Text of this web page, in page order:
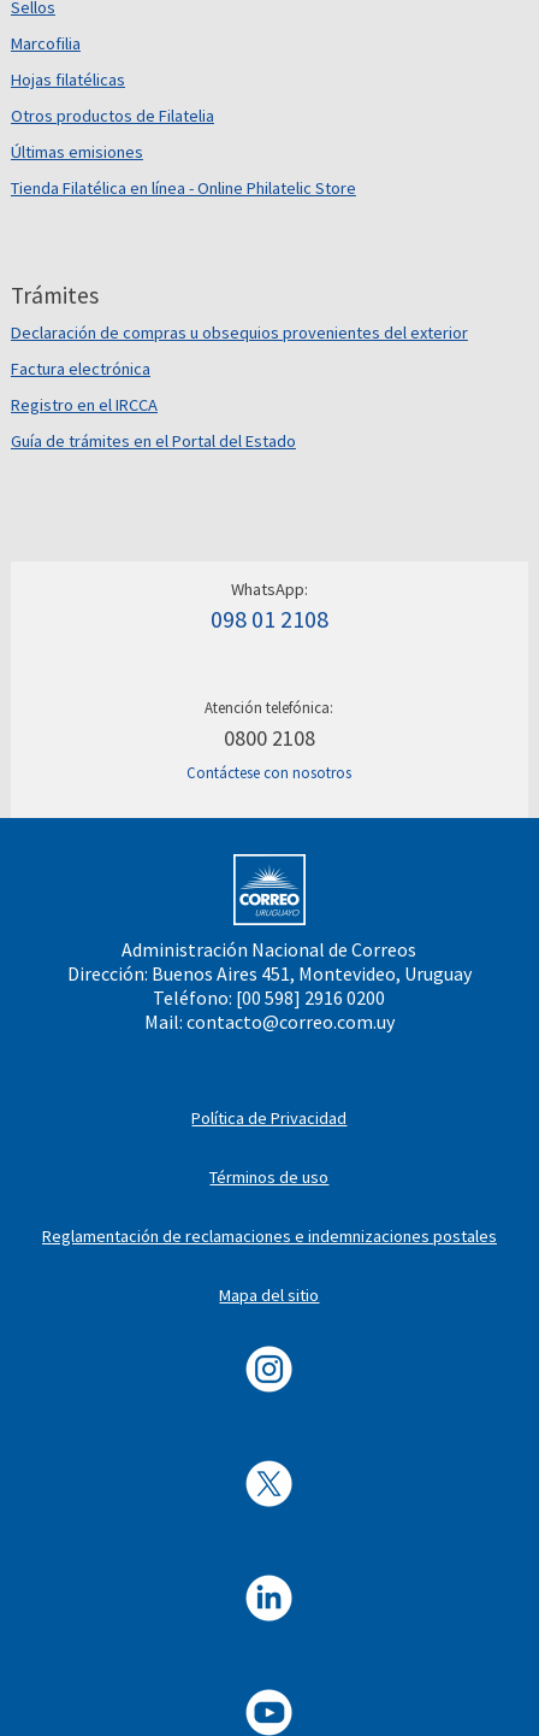
Sellos
Marcofilia
Hojas filatélicas
Otros productos de Filatelia
Últimas emisiones
Tienda Filatélica en línea - Online Philatelic Store
Trámites
Declaración de compras u obsequios provenientes del exterior
Factura electrónica
Registro en el IRCCA
Guía de trámites en el Portal del Estado
WhatsApp:
098 01 2108
Atención telefónica:
0800 2108
Contáctese con nosotros
Administración Nacional de Correos
Dirección: Buenos Aires 451, Montevideo, Uruguay
Teléfono: [00 598] 2916 0200
Mail: contacto@correo.com.uy
Política de Privacidad
Términos de uso
Reglamentación de reclamaciones e indemnizaciones postales
Mapa del sitio